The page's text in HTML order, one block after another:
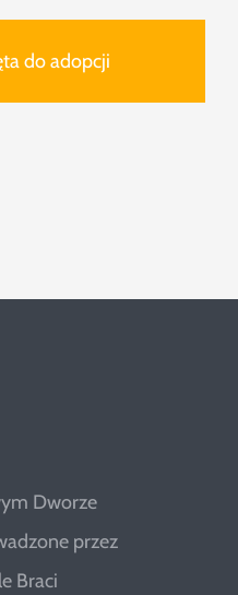
do adopcji
Dworze
przez
Braci